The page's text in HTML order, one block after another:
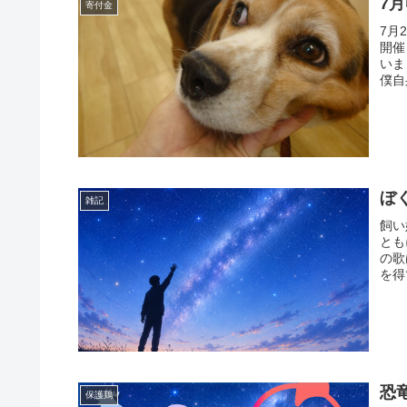
寄付金 7
7月
開
い
僕
雑記 ぼ
飼
と
の
を
保護鶏 恐